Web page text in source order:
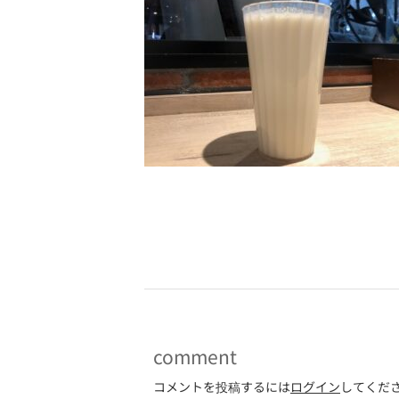
comment
コメントを投稿するにはログイン してくだ